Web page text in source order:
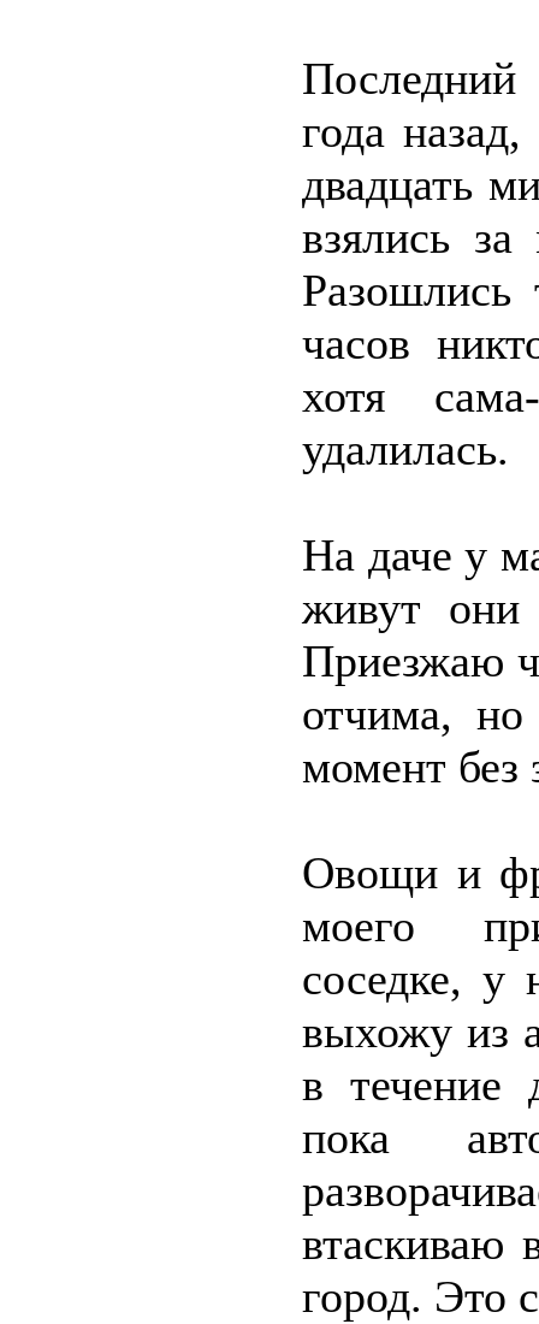
года
двадцать
взялись
Разошлись
часов
хотя
удалилась.
На даче у
живут они
Приезжаю
отчима,
момент без
Овощи и
моего
соседке, у
выхожу из
в течение
пока
втаскиваю
город. Это